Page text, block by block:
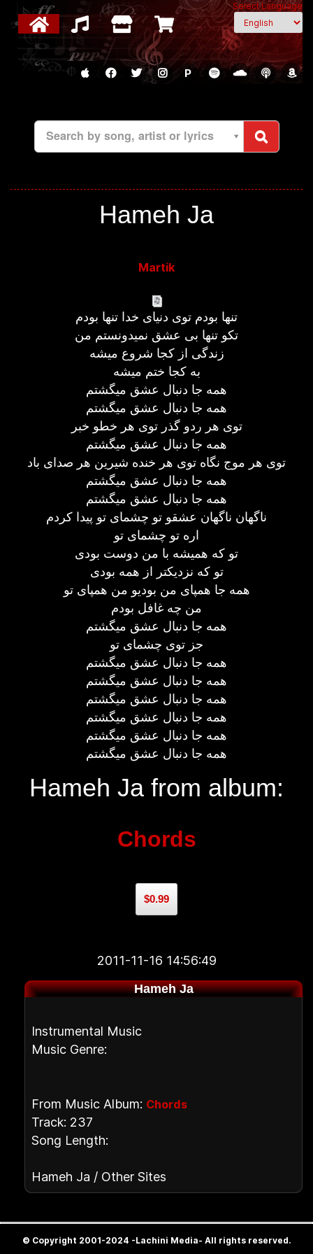
Select Language
P
Search by song, artist or lyrics
Hameh Ja
Martik
تنها بودم توی دنیای خدا تنها بودم
تکو تنها بی عشق نمیدونستم من
زندگی از کجا شروع میشه
به کجا ختم میشه
همه جا دنبال عشق میگشتم
همه جا دنبال عشق میگشتم
توی هر ردو گذر توی هر خطو خبر
همه جا دنبال عشق میگشتم
توی هر موج نگاه توی هر خنده شیرین هر صدای باد
همه جا دنبال عشق میگشتم
همه جا دنبال عشق میگشتم
ناگهان ناگهان عشقو تو چشمای تو پیدا کردم
اره تو چشمای تو
تو که همیشه با من دوست بودی
تو که نزدیکتر از همه بودی
همه جا همپای من بودیو من همپای تو
من چه غافل بودم
همه جا دنبال عشق میگشتم
جز توی چشمای تو
همه جا دنبال عشق میگشتم
همه جا دنبال عشق میگشتم
همه جا دنبال عشق میگشتم
همه جا دنبال عشق میگشتم
همه جا دنبال عشق میگشتم
همه جا دنبال عشق میگشتم
Hameh Ja from album:
Chords
$0.99
2011-11-16 14:56:49
Hameh Ja
Instrumental Music
Music Genre:
From Music Album: Chords
Track: 237
Song Length:
Hameh Ja / Other Sites
© Copyright 2001-2024 -Lachini Media- All rights reserved.